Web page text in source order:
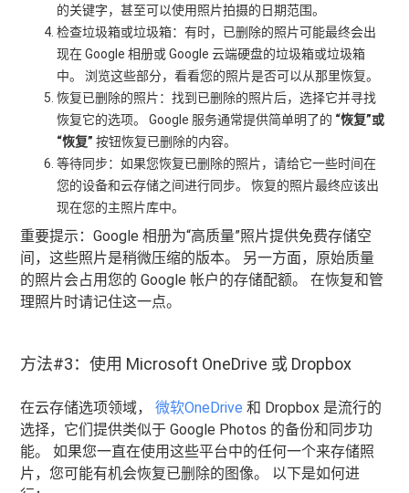
的关键字，甚至可以使用照片拍摄的日期范围。
检查垃圾箱或垃圾箱：有时，已删除的照片可能最终会出
现在 Google 相册或 Google 云端硬盘的垃圾箱或垃圾箱
中。 浏览这些部分，看看您的照片是否可以从那里恢复。
恢复已删除的照片：找到已删除的照片后，选择它并寻找
恢复它的选项。 Google 服务通常提供简单明了的 “恢复”或
“恢复” 按钮恢复已删除的内容。
等待同步：如果您恢复已删除的照片，请给它一些时间在
您的设备和云存储之间进行同步。 恢复的照片最终应该出
现在您的主照片库中。
重要提示：Google 相册为“高质量”照片提供免费存储空
间，这些照片是稍微压缩的版本。 另一方面，原始质量
的照片会占用您的 Google 帐户的存储配额。 在恢复和管
理照片时请记住这一点。
方法#3：使用 Microsoft OneDrive 或 Dropbox
在云存储选项领域，微软OneDrive 和 Dropbox 是流行的
选择，它们提供类似于 Google Photos 的备份和同步功
能。 如果您一直在使用这些平台中的任何一个来存储照
片，您可能有机会恢复已删除的图像。 以下是如何进